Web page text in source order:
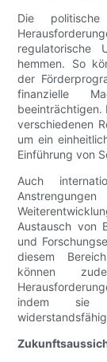
Die
regulatorische
hemmen. So
der
finanzielle
beeinträchtigen.
verschiedenen
um ein
Einführung von
Auch
Austausch von
und
diesem
können
indem sie